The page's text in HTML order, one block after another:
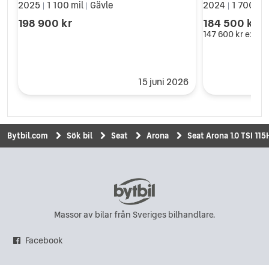
2025 1 100 mil Gävle
198 900 kr
15 juni 2026
2024 1 700
184 500 kr
147 600 krexkl.
Bytbil.com Sök bil Seat Arona Seat Arona 1.0 TSI
Massor av bilar från Sveriges bilhandlare.
Facebook